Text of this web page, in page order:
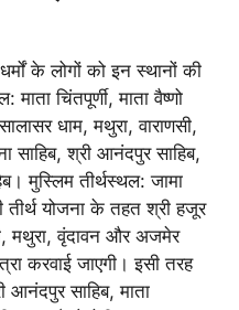
के लोगों को इन स्थानों की
माता चिंतपूर्णी, माता वैष्णो
धाम, मथुरा, वाराणसी,
साहिब, श्री आनंदपुर साहिब,
मुस्लिम तीर्थस्थल: जामा
योजना के तहत श्री हजूर
मथुरा, वृंदावन और अजमेर
करवाई जाएगी। इसी तरह
आनंदपुर साहिब, माता